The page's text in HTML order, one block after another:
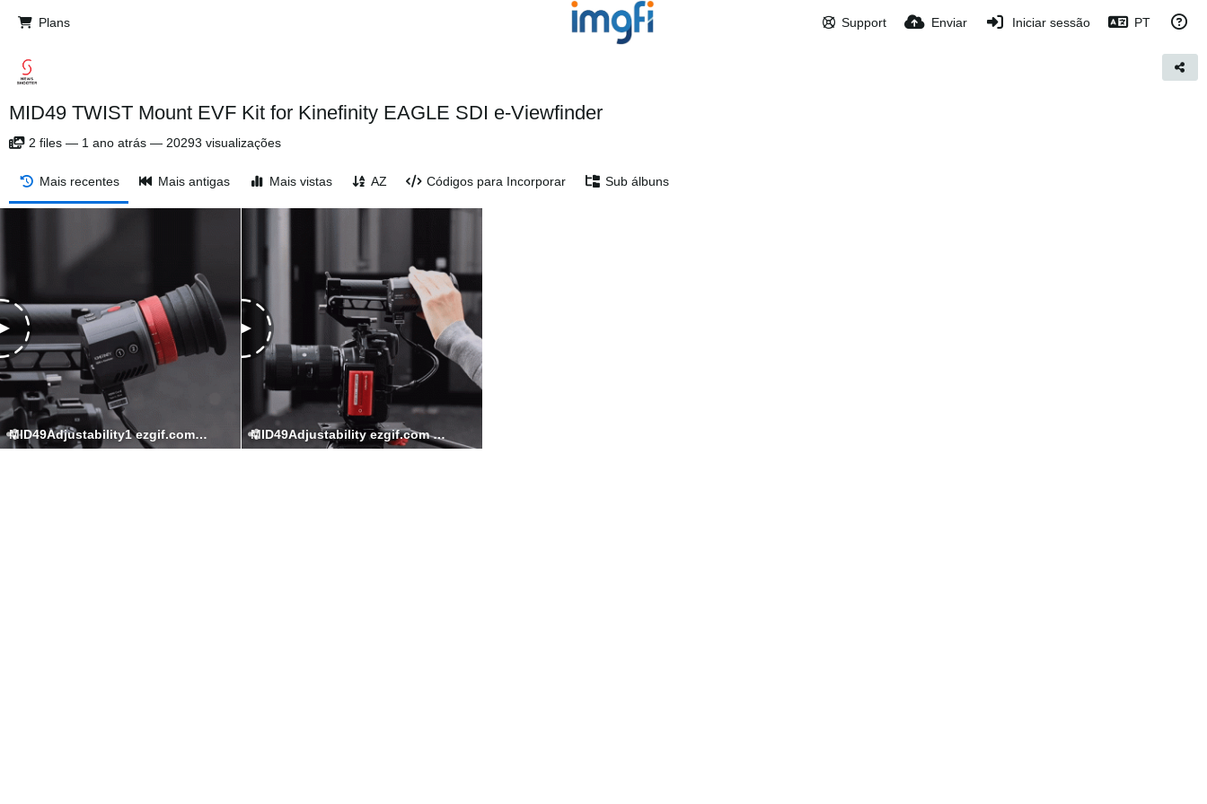
Plans Support Enviar Iniciar sessão PT
MID49 TWIST Mount EVF Kit for Kinefinity EAGLE SDI e-Viewfinder
2 files — 1 ano atrás — 20293 visualizações
Mais recentes Mais antigas Mais vistas AZ Códigos para Incorporar Sub álbuns
MID49Adjustability1 ezgif.com video to gif converter MID49Adjustability ezgif.com video to gif converter